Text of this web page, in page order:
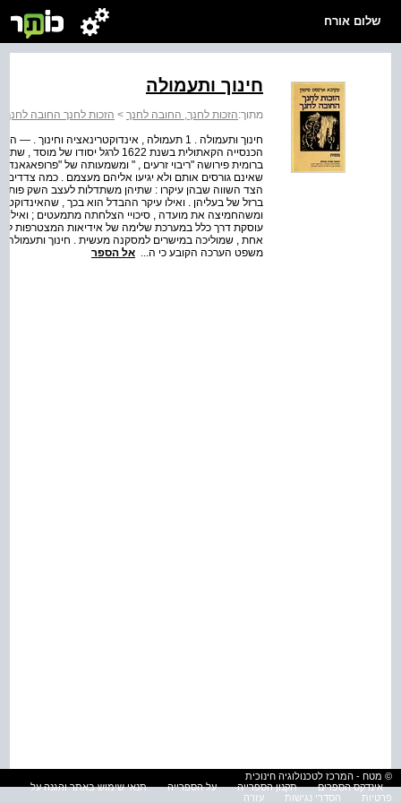
שלום אורח
חינוך ותעמולה
מתוך:הזכות לחנך, החובה לחנך > הזכות לחנך החובה לחנך
ברומית פירושה "ריבוי זרעים , " ומשמעותה של
שאינם גורסים אותם ולא יגיעו אליהם מעצמם . כמה צדדים
הצד השווה שבהן עיקרו : שתיהן משתדלות לעצב השק פות
ברזל של בעליהן . ואילו עיקר ההבדל הוא בכך ,
ומשהחמיצה את מועדה , סיכויי הצלחתה מתמעטים ; ואילו
עוסקת דרך כלל במערכת שלימה של אידיאות המצטרפות
אחת , שמוליכה במישרים למסקנה מעשית . חינוך ותעמולה
משפט הערכה הקובע כי ה... אל הספר
© מטח - המרכז לטכנולוגיה חינוכית
אינדקס הספרים
תקנון הספרייה על הספרייה
תנאי שימוש באתר והגנה על
פרטיות
הסדרי נגישות עזרה